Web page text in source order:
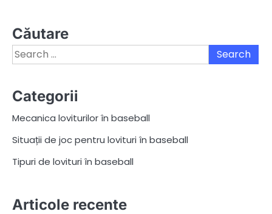
Căutare
Search
for:
Categorii
Mecanica loviturilor în baseball
Situații de joc pentru lovituri în baseball
Tipuri de lovituri în baseball
Articole recente